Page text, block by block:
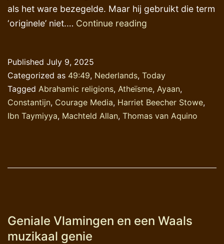
als het ware bezegelde. Maar hij gebruikt die term
‘originele’ niet.… Continue reading
Published July 9, 2025
Categorized as 49:49, Nederlands, Today
Tagged Abrahamic religions, Atheïsme, Ayaan,
Constantijn, Courage Media, Harriet Beecher Stowe,
Ibn Taymiyya, Machteld Allan, Thomas van Aquino
Geniale Vlamingen en een Waals
muzikaal genie